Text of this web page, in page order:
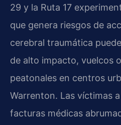
29 y la Ruta 17
que genera riesgos de
cerebral traumática
de alto impacto, vuelcos
peatonales en centros
Warrenton. Las víctimas
facturas médicas